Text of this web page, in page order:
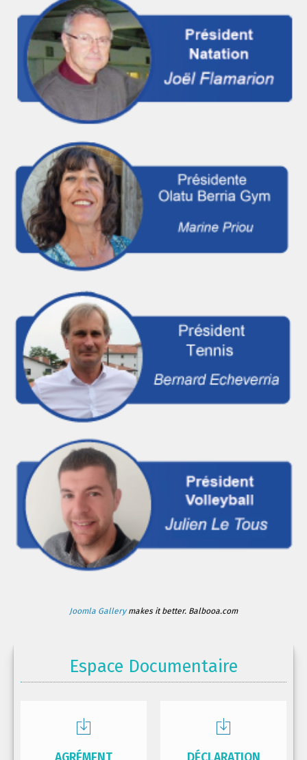
Joomla Gallerymakes it better. Balbooa.com
Espace Documentaire